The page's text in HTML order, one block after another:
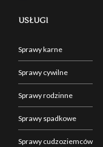
USŁUGI
Sprawy karne
Sprawy cywilne
Sprawy rodzinne
Sprawy spadkowe
Sprawy cudzoziemców